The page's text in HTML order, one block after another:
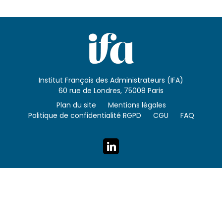
Institut Français des Administrateurs (IFA)
60 rue de Londres, 75008 Paris
Plan du site
Mentions légales
Politique de confidentialité RGPD
CGU FAQ